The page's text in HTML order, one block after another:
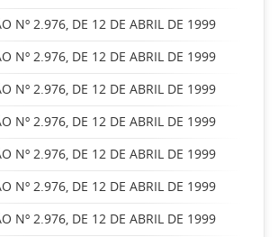
Nº 2.976, DE 12 DE ABRIL DE 1999
Nº 2.976, DE 12 DE ABRIL DE 1999
Nº 2.976, DE 12 DE ABRIL DE 1999
Nº 2.976, DE 12 DE ABRIL DE 1999
Nº 2.976, DE 12 DE ABRIL DE 1999
Nº 2.976, DE 12 DE ABRIL DE 1999
Nº 2.976, DE 12 DE ABRIL DE 1999